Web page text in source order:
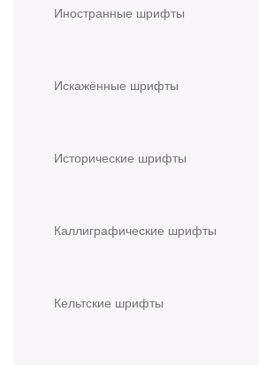
Иностранные шрифты
Искажённые шрифты
Исторические шрифты
Каллиграфические шрифты
Кельтские шрифты